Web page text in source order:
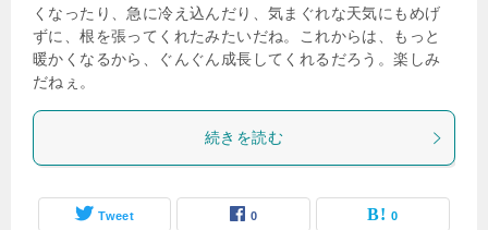
くなったり、急に冷え込んだり、気まぐれな天気にもめげ
ずに、根を張ってくれたみたいだね。これからは、もっと
暖かくなるから、ぐんぐん成長してくれるだろう。楽しみ
だねぇ。
続きを読む
Tweet 0 0